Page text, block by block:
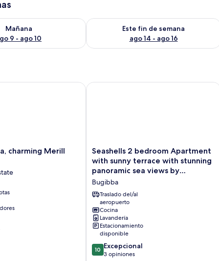
Mañana
9 - ago 10
para mañana ago 9 - ago 10
Este fin de semana
ago 14 - ago 16
Consulta la disponibilidad para este
charming Merill
charming Merill Apart 5
Seashells
2
bedroom
Apartment
with
sunny
terrace
with
stunning
panoramic
sea
views
by
Seashells 2 bedroom Apartment
with sunny terrace with stunning
panoramic sea views by
Getaways Malta
Bugibba
Traslado del/al
aeropuerto
Cocina
Lavandería
Estacionamiento
disponible
10.0
de
10 Excepcional
3 opiniones
Seashells 2 bedroom Apartment